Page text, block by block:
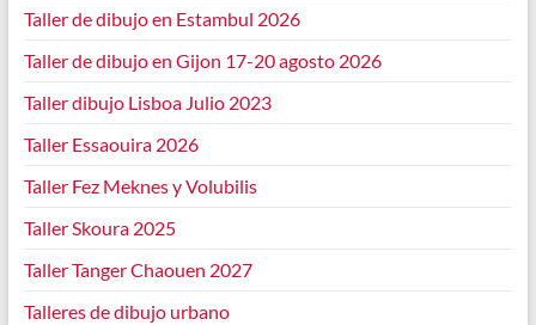
Taller de dibujo en Estambul 2026
Taller de dibujo en Gijon 17-20 agosto 2026
Taller dibujo Lisboa Julio 2023
Taller Essaouira 2026
Taller Fez Meknes y Volubilis
Taller Skoura 2025
Taller Tanger Chaouen 2027
Talleres de dibujo urbano